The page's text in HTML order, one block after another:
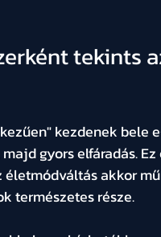
tekints
kezdenek bele
gyors elfáradás.
életmódváltás akkor
természetes része.